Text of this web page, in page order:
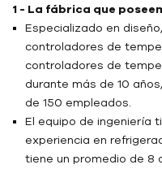
1 - La fábrica que
Especializado en
controladores de
controladores de
durante más de 10
de 150 empleados.
El equipo de ingeniería
experiencia en
tiene un promedio de 8